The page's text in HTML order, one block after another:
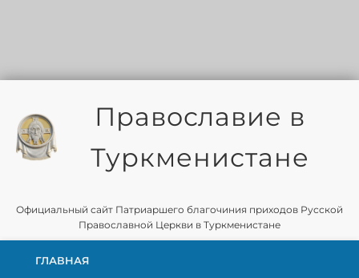
Православие в
Туркменистане
Официальный сайт Патриаршего благочиния приходов Русской
Православной Церкви в Туркменистане
ГЛАВНАЯ